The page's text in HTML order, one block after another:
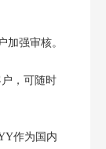
加强审核。
，可随时
作为国内